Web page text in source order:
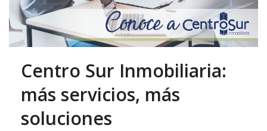
Centro Sur Inmobiliaria:
más servicios, más
soluciones